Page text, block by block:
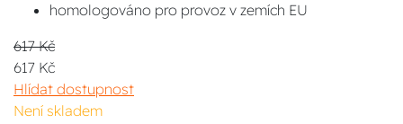
homologováno pro provoz v zemích EU
617 Kč
617 Kč
Hlídat dostupnost
Není skladem